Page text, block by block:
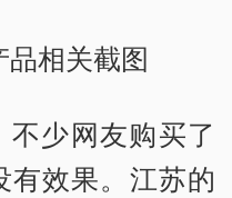
品相关截图
少网友购买了
效果。江苏的